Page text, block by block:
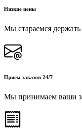
Низкие цены
Мы стараемся
Приём заказов 24/7
Мы принимаем ваши